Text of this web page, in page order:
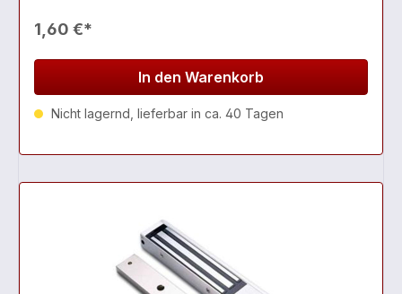
1,60 €*
In den Warenkorb
Nicht lagernd, lieferbar in ca. 40 Tagen